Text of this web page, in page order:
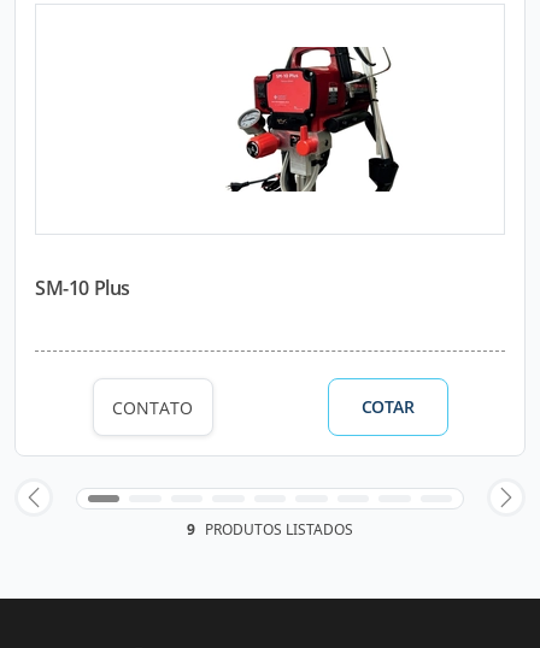
SM-10 Plus
CONTATO COTAR
9 PRODUTOS LISTADOS